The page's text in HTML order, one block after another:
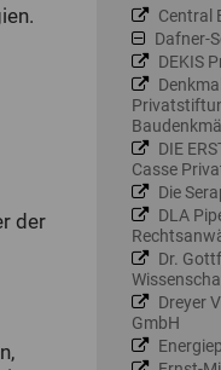
der
Central
Dafner-
DEKIS
DIE
Casse
Die
DLA
Dr.
Dreyer
GmbH